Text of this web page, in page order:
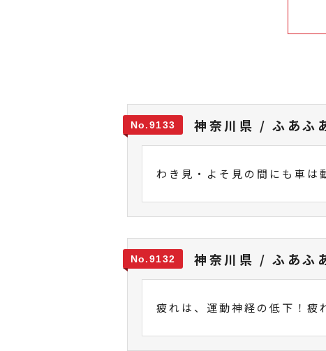
9133 神奈川県 / ふあふ
わき見・よそ見の間にも車は
9132 神奈川県 / ふあふ
疲れは、運動神経の低下！疲